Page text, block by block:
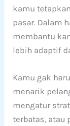
kamu
pasar. Dalam
membantu
lebih adaptif
Kamu gak
menarik
mengatur
terbatas, atau